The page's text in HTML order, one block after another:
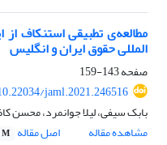
مطالعه‌ی تطبیقی استنکاف از
المللی حقوق ایران و انگلیس
صفحه143-159
jaml.2021.246516
بابک سیفی، لیلا جوانمرد، محسن
مشاهده مقاله
اصل مقاله